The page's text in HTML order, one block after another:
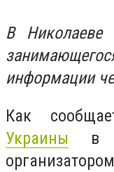
В Николаеве
информации
Как
Украины в